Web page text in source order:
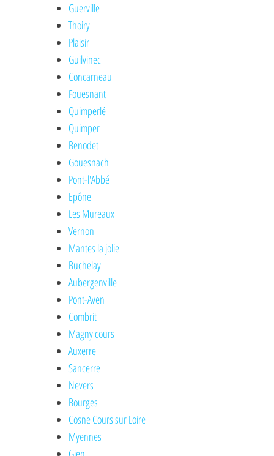
Guerville
Thoiry
Plaisir
Guilvinec
Concarneau
Fouesnant
Quimperlé
Quimper
Benodet
Gouesnach
Pont-l'Abbé
Epône
Les Mureaux
Vernon
Mantes la jolie
Buchelay
Aubergenville
Pont-Aven
Combrit
Magny cours
Auxerre
Sancerre
Nevers
Bourges
Cosne Cours sur Loire
Myennes